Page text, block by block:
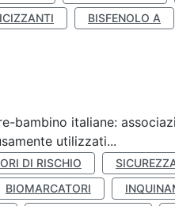
BISFENOLO A
bambino italiane:
utilizzati...
DI RISCHIO
BIOMARCATORI